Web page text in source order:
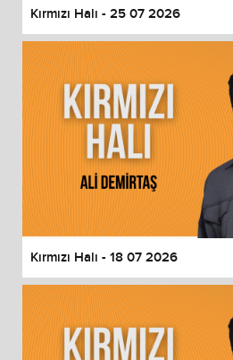
Kırmızı Halı - 25 07 2026
Kırmızı Halı - 18 07 2026